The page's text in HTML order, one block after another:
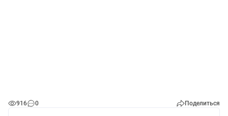
916 0 Поделиться